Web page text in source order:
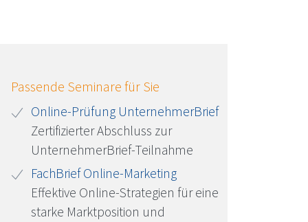
Passende Seminare für Sie
Online-Prüfung UnternehmerBrief
Zertifizierter Abschluss zur
UnternehmerBrief-Teilnahme
FachBrief Online-Marketing
Effektive Online-Strategien für eine
starke Marktposition und